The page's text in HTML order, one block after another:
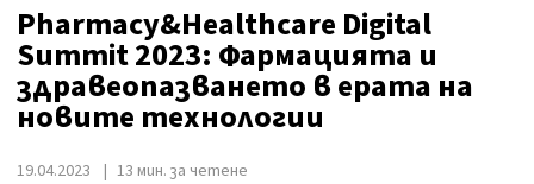
Pharmacy&Healthcare Digital
Summit 2023: Фармацията и
здравеопазването в ерата на
новите технологии
19.04.2023 13 мин. за четене